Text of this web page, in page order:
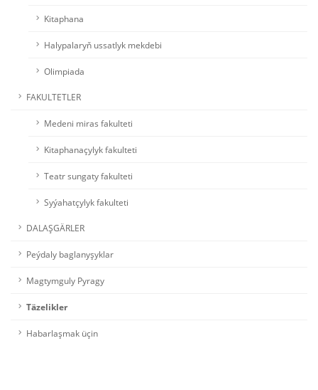
Kitaphana
Halypalaryň ussatlyk mekdebi
Olimpiada
FAKULTETLER
Medeni miras fakulteti
Kitaphanaçylyk fakulteti
Teatr sungaty fakulteti
Syýahatçylyk fakulteti
DALAŞGÄRLER
Peýdaly baglanyşyklar
Magtymguly Pyragy
Täzelikler
Habarlaşmak üçin